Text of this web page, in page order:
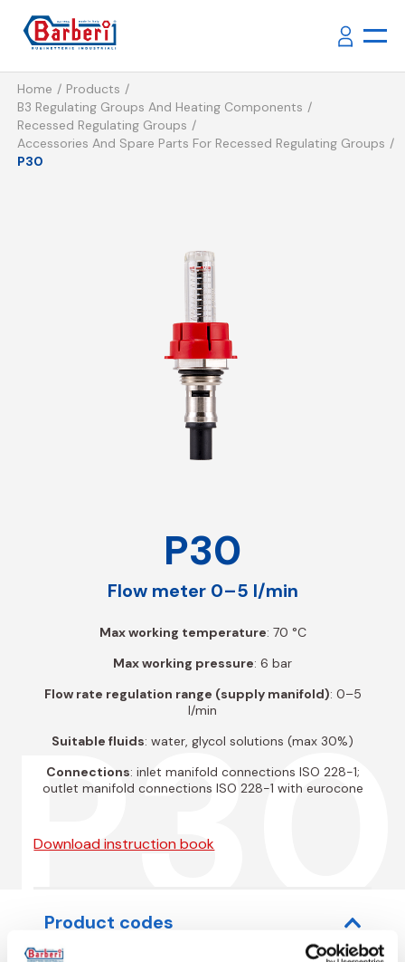
Home
Products
B3 Regulating Groups And Heating Components
Recessed Regulating Groups
Accessories And Spare Parts For Recessed Regulating Groups
P30
P30
P30
Flow meter 0–5 l/min
Max working temperature: 70 °C
Max working pressure: 6 bar
Flow rate regulation range (supply manifold): 0–5
l/min
Suitable fluids: water, glycol solutions (max 30%)
Connections: inlet manifold connections ISO 228-1;
outlet manifold connections ISO 228-1 with eurocone
Download instruction book
Product codes